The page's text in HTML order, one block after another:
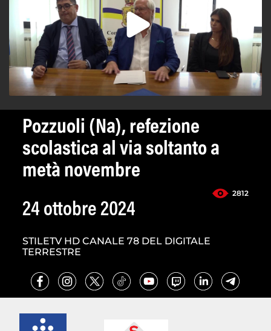
Pozzuoli (Na), refezione
scolastica al via soltanto a
metà novembre
2812
24 ottobre 2024
STILETV HD CANALE 78 DEL DIGITALE
TERRESTRE